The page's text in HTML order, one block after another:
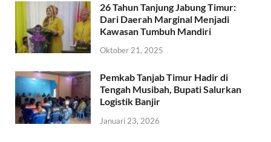
26 Tahun Tanjung Jabung Timur:
Dari Daerah Marginal Menjadi
Kawasan Tumbuh Mandiri
Oktober 21, 2025
Pemkab Tanjab Timur Hadir di
Tengah Musibah, Bupati Salurkan
Logistik Banjir
Januari 23, 2026